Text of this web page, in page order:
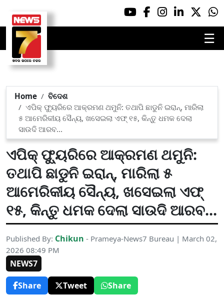
☰
Home
ବିଦେଶ
ଏପିକ୍‌ ଫ୍ୟୁରିରେ ଆକ୍ରମଣ ଥମୁନି: ତଥାପି ଛାଡୁନି ଇରାନ୍‌, ମାରିଲା
୫ ଆମେରିକୀୟ ସୈନ୍ୟ, ଖସେଇଲା ଏଫ୍‌ ୧୫, କିନ୍ତୁ ଧମକ ଦେଲା
ସାଉଦି ଆରବ...
ଏପିକ୍‌ ଫ୍ୟୁରିରେ ଆକ୍ରମଣ ଥମୁନି:
ତଥାପି ଛାଡୁନି ଇରାନ୍‌, ମାରିଲା ୫
ଆମେରିକୀୟ ସୈନ୍ୟ, ଖସେଇଲା ଏଫ୍‌
୧୫, କିନ୍ତୁ ଧମକ ଦେଲା ସାଉଦି ଆରବ...
Published By: Chikun - Prameya-News7 Bureau | March 02,
2026 08:49 PM
NEWS7
Share
Tweet Share